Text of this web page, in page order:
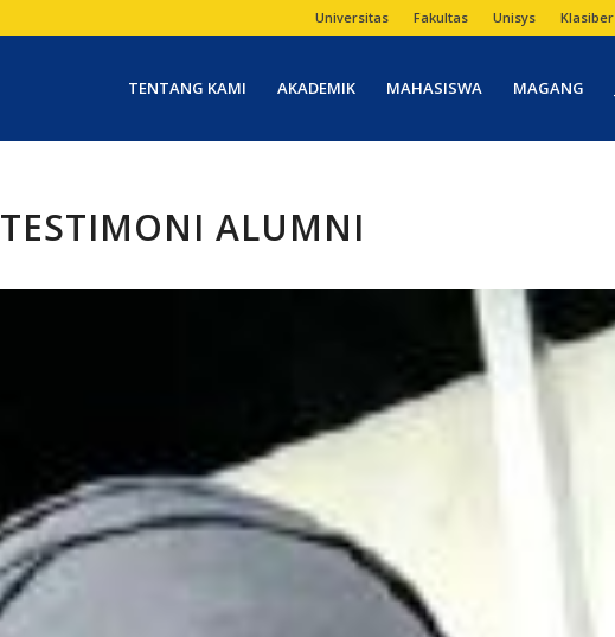
Universitas Fakultas Unisys Klasiber
TENTANG KAMI AKADEMIK MAHASISWA MAGANG
TESTIMONI ALUMNI